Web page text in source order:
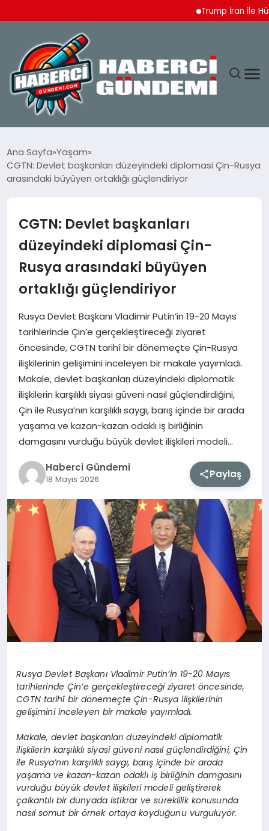
Trump İran ile
YAŞAM
DÜNYA
EĞITIM
SAĞLIK
TEKNOLOJI
Ana Sayfa Yaşam
CGTN: Devlet başkanları düzeyindeki diplomasi Çin-Rusya
arasındaki büyüyen ortaklığı güçlendiriyor
CGTN: Devlet başkanları
düzeyindeki diplomasi Çin-
Rusya arasındaki büyüyen
ortaklığı güçlendiriyor
Rusya Devlet Başkanı Vladimir Putin’in 19-20 Mayıs
tarihlerinde Çin’e gerçekleştireceği ziyaret
öncesinde, CGTN tarihî bir dönemeçte Çin-Rusya
ilişkilerinin gelişimini inceleyen bir makale yayımladı.
Makale, devlet başkanları düzeyindeki diplomatik
ilişkilerin karşılıklı siyasi güveni nasıl güçlendirdiğini,
Çin ile Rusya’nın karşılıklı saygı, barış içinde bir arada
yaşama ve kazan-kazan odaklı iş birliğinin
damgasını vurduğu büyük devlet ilişkileri modeli…
Haberci Gündemi
18 Mayıs 2026 Paylaş
Rusya Devlet Başkanı Vladimir Putin’in 19-20 Mayıs
tarihlerinde Çin’e gerçekleştireceği ziyaret öncesinde,
CGTN tarihî bir dönemeçte Çin-Rusya ilişkilerinin
gelişimini inceleyen bir makale yayımladı.
Makale, devlet başkanları düzeyindeki diplomatik
ilişkilerin karşılıklı siyasi güveni nasıl güçlendirdiğini, Çin
ile Rusya’nın karşılıklı saygı, barış içinde bir arada
yaşama ve kazan-kazan odaklı iş birliğinin damgasını
vurduğu büyük devlet ilişkileri modeli geliştirerek
çalkantılı bir dünyada istikrar ve süreklilik konusunda
nasıl somut bir örnek ortaya koyduğunu vurguluyor.